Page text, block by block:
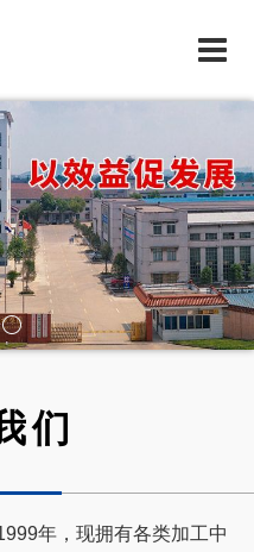
们
年，现拥有各类加工中